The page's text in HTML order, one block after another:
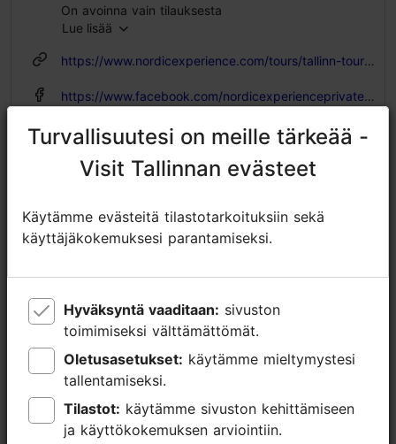
On avoinna vain tilauksesta
Lue lisää
https://www.nordicexperience.com/tours/tallinn-tours/tallinn-private-christmas-tour-gingerbread-making-workshop/
https://www.facebook.com/nordicexperienceprivatetours
sales@nordicexperience.com
+372 53464060
Kielet: englanti
Liikkuminen: Kävellen
Aihe/ alue: Vanhakaupunki
Lue lisää
Turvallisuutesi on meille tärkeää -
Visit Tallinnan evästeet
Käytämme evästeitä tilastotarkoituksiin sekä
käyttäjäkokemuksesi parantamiseksi.
Hyväksyntä vaaditaan:
toimimiseksi välttämättömät.
Oletusasetukset:
tallentamiseksi.
Tilastot:
ja käyttökokemuksen arviointiin.
Turvallisuutesi on meille tärkeää -
Visit Tallinnan evästeet
Käytämme evästeitä tilastotarkoituksiin sekä
käyttäjäkokemuksesi parantamiseksi.
Hyväksyntä vaaditaan:
toimimiseksi välttämättömät.
Oletusasetukset:
tallentamiseksi.
Tilastot:
ja käyttökokemuksen arviointiin.